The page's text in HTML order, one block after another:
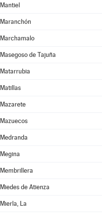
Mantiel
Maranchón
Marchamalo
Masegoso de Tajuña
Matarrubia
Matillas
Mazarete
Mazuecos
Medranda
Megina
Membrillera
Miedes de Atienza
Mierla, La